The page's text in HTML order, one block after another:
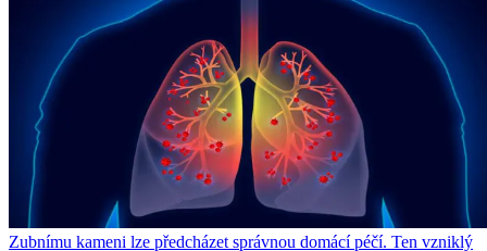
Zubnímu kameni lze předcházet správnou domácí péčí. Ten vzniklý